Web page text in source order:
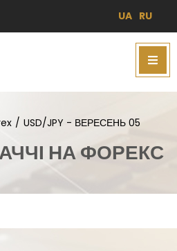
UA RU
/ USD/JPY - ВЕРЕСЕНЬ 05
НА ФОРЕКС